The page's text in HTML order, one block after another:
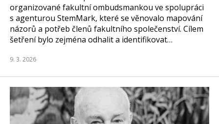
organizované fakultní ombudsmankou ve spolupráci
s agenturou StemMark, které se věnovalo mapování
názorů a potřeb členů fakultního společenství. Cílem
šetření bylo zejména odhalit a identifikovat…
9. 3. 2026